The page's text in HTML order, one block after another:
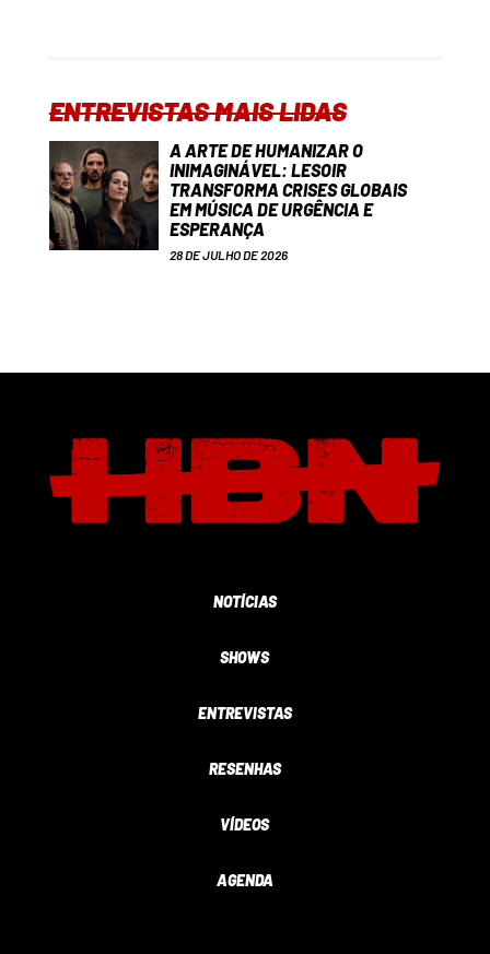
ENTREVISTAS MAIS LIDAS
A ARTE DE HUMANIZAR O
INIMAGINÁVEL: LESOIR
TRANSFORMA CRISES GLOBAIS
EM MÚSICA DE URGÊNCIA E
ESPERANÇA
28 DE JULHO DE 2026
NOTÍCIAS
SHOWS
ENTREVISTAS
RESENHAS
VÍDEOS
AGENDA